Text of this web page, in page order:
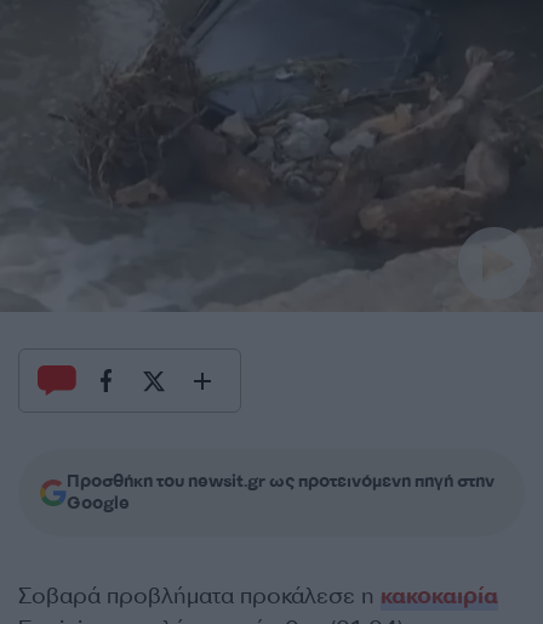
Προσθήκη του newsit.gr ως προτεινόμενη πηγή στην
Google
Σοβαρά προβλήματα προκάλεσε η κακοκαιρία